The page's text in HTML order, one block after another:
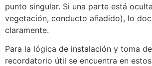
punto singular. Si una parte está
vegetación, conducto añadido), lo
claramente.
Para la lógica de instalación y toma
recordatorio útil se encuentra en estos